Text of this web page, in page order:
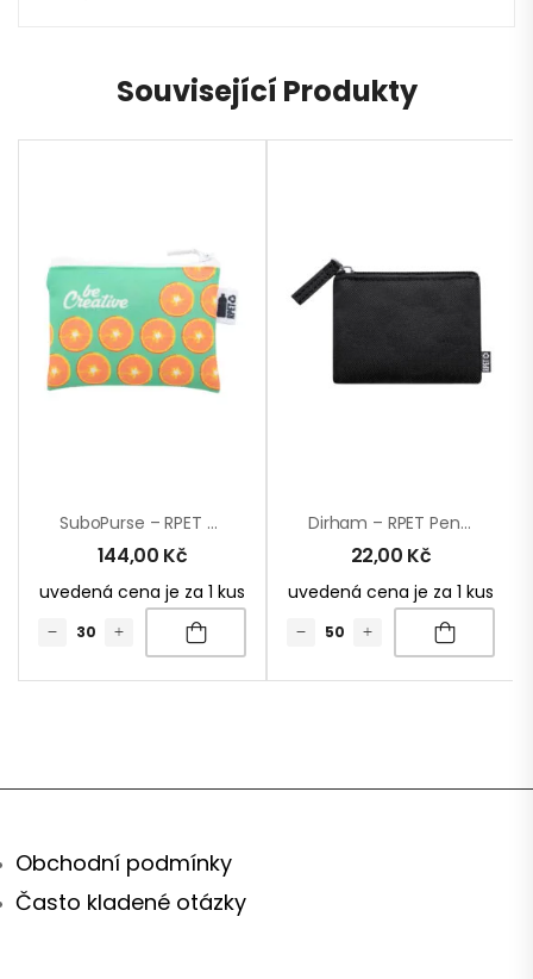
Související Produkty
SuboPurse – RPET Peněženka Na Zakázku
144,00 Kč
uvedená cena je za 1 kus
Dirham – RPET Peněženka
22,00 Kč
uvedená cena je za 1 kus
Obchodní podmínky
Často kladené otázky